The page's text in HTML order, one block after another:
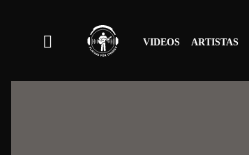
VIDEOS ARTISTAS